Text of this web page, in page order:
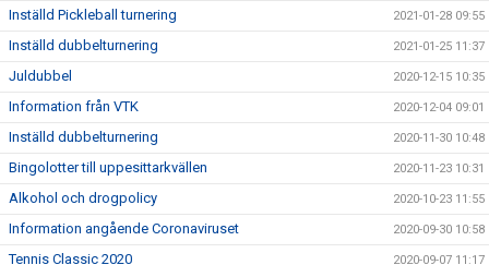
Inställd Pickleball turnering 2021-01-28 09:55
Inställd dubbelturnering 2021-01-25 11:37
Juldubbel 2020-12-15 10:35
Information från VTK 2020-12-04 09:01
Inställd dubbelturnering 2020-11-30 10:48
Bingolotter till uppesittarkvällen 2020-11-23 10:31
Alkohol och drogpolicy 2020-10-23 11:55
Information angående Coronaviruset 2020-09-30 10:58
Tennis Classic 2020 2020-09-07 11:17